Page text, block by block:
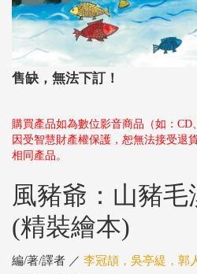
售缺，無法下訂！
購買產品如為數位影音商品（如：CD
因受智慧財產權保護，恕無法接受退
相同產品。
風豬爺：山豬毛
(精裝繪本)
編/著/譯者 ／ 李冠頡，吳亭緹，郭